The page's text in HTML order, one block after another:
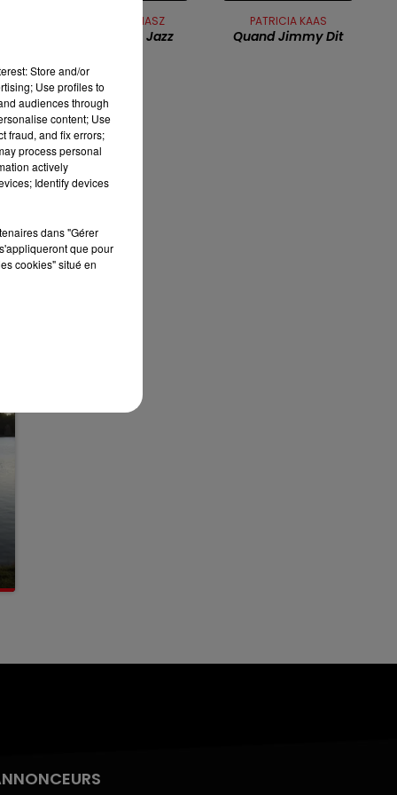
RDL & VOUS
MICHEL JONASZ
La Boîte De Jazz
PATRICIA KAAS
Quand Jimmy Dit
Store and/or
Use profiles to
audiences through
content; Use
fraud, and fix errors;
process personal
actively
Identify devices
dans "Gérer
que pour
cookies" situé en